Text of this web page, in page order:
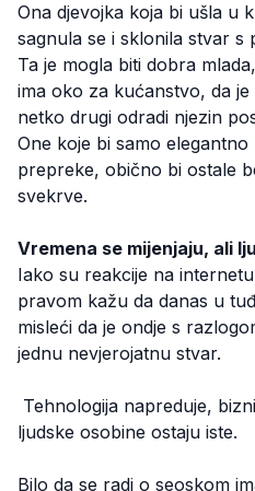
Ona djevojka koja bi ušla u
sagnula se i sklonila stvar s
Ta je mogla biti dobra
ima oko za kućanstvo, da
netko drugi odradi njezin
One koje bi samo
prepreke, obično bi ostale
svekrve.
Vremena se mijenjaju, ali
Iako su reakcije na
pravom kažu da danas u
misleći da je ondje s
jednu nevjerojatnu stvar.
Tehnologija napreduje,
ljudske osobine ostaju iste.
Bilo da se radi o seoskom